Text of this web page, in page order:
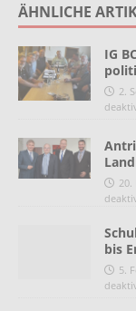
ÄHNLICHE
IG
2.
20.
bis
5.